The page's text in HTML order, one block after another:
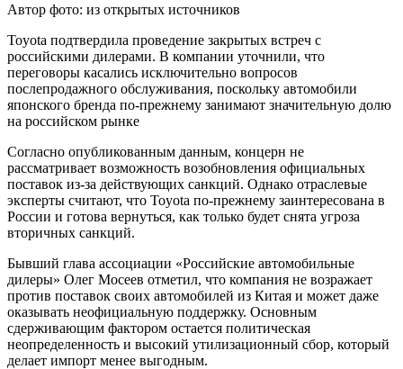
Автор фото: из открытых источников
Toyota подтвердила проведение закрытых встреч с
российскими дилерами. В компании уточнили, что
переговоры касались исключительно вопросов
послепродажного обслуживания, поскольку автомобили
японского бренда по-прежнему занимают значительную долю
на российском рынке
Согласно опубликованным данным, концерн не
рассматривает возможность возобновления официальных
поставок из-за действующих санкций. Однако отраслевые
эксперты считают, что Toyota по-прежнему заинтересована в
России и готова вернуться, как только будет снята угроза
вторичных санкций.
Бывший глава ассоциации «Российские автомобильные
дилеры» Олег Мосеев отметил, что компания не возражает
против поставок своих автомобилей из Китая и может даже
оказывать неофициальную поддержку. Основным
сдерживающим фактором остается политическая
неопределенность и высокий утилизационный сбор, который
делает импорт менее выгодным.